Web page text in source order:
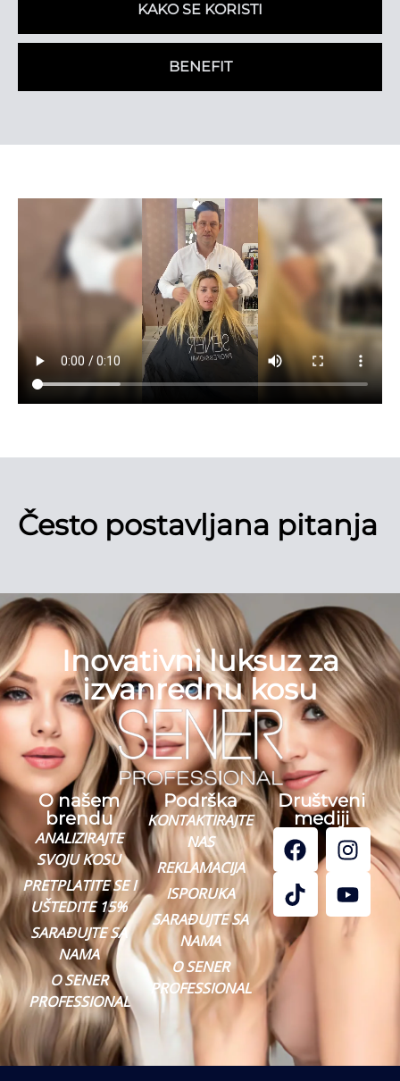
KAKO SE KORISTI
BENEFIT
Često postavljana pitanja
Inovativni luksuz za
izvanrednu kosu
O našem
brendu
ANALIZIRAJTE
SVOJU KOSU
PRETPLATITE SE I
UŠTEDITE 15%
SARAĐUJTE SA
NAMA
O SENER
PROFESSIONAL
Podrška
KONTAKTIRAJTE
NAS
REKLAMACIJA
ISPORUKA
SARAĐUJTE SA
NAMA
O SENER
PROFESSIONAL
Društveni
mediji